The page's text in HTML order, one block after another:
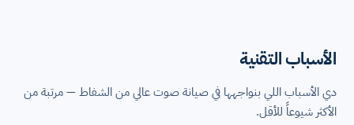
الأسباب التقنية
دي الأسباب اللي بنواجهها في صيانة صوت عالي من الشفاط — مرتبة من
الأكثر شيوعاً للأقل.